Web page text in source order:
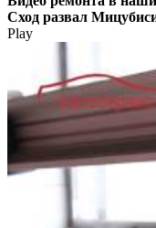
Сход развал
Play